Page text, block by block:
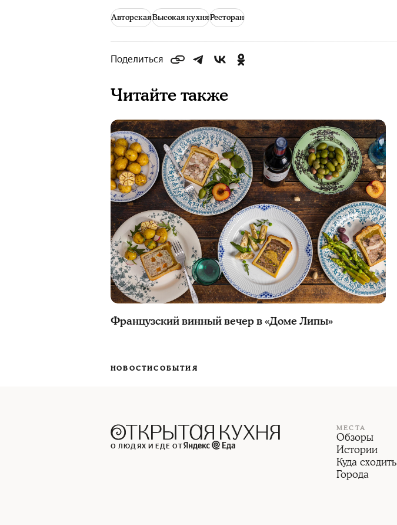
АвторскаяВысокая кухняРесторан
Поделиться
Читайте также
Французский винный вечер в «Доме Липы»
НОВОСТИСОБЫТИЯ
О ЛЮДЯХ И ЕДЕ ОТ
МЕСТА
Обзоры
Истории
Куда сходить
Города